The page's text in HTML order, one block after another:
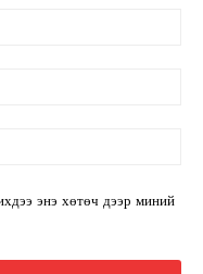
энэ хөтөч дээр миний